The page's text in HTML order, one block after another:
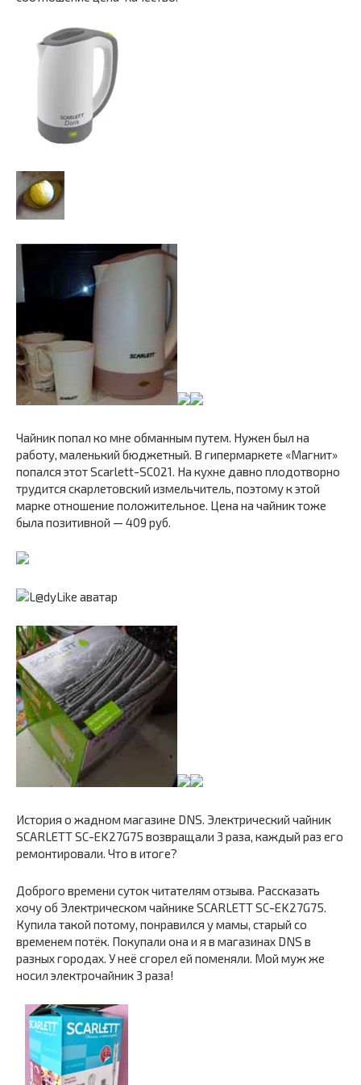
Чайник попал ко мне обманным путем. Нужен был на
работу, маленький бюджетный. В гипермаркете «Магнит»
попался этот Scarlett-SC021. На кухне давно плодотворно
трудится скарлетовский измельчитель, поэтому к этой
марке отношение положительное. Цена на чайник тоже
была позитивной — 409 руб.
История о жадном магазине DNS. Электрический чайник
SCARLETT SC-EK27G75 возвращали 3 раза, каждый раз его
ремонтировали. Что в итоге?
Доброго времени суток читателям отзыва. Рассказать
хочу об Электрическом чайнике SCARLETT SC-EK27G75.
Купила такой потому, понравился у мамы, старый со
временем потёк. Покупали она и я в магазинах DNS в
разных городах. У неё сгорел ей поменяли. Мой муж же
носил электрочайник 3 раза!